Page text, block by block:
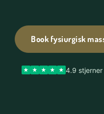
Book fysiurgisk
4.9